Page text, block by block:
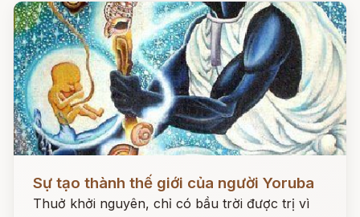
Sự tạo thành thế giới của người Yoruba
Thuở khởi nguyên, chỉ có bầu trời được trị vì